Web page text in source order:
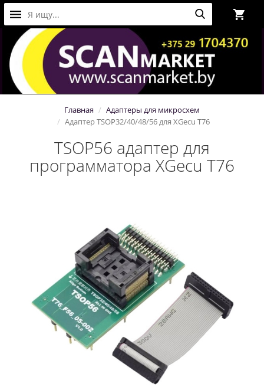
Главная
Адаптеры для микросхем
Адаптер TSOP32/40/48/56 для XGecu T76
TSOP56 адаптер для
программатора XGecu T76